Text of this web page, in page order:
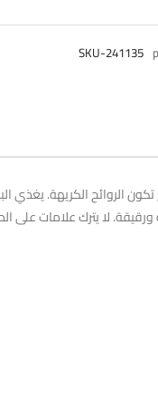
SKU-241135
ساعة. يمنع نمو البكتيريا، ويشكل حاجزًا
ورقيقة. لا يترك علامات على